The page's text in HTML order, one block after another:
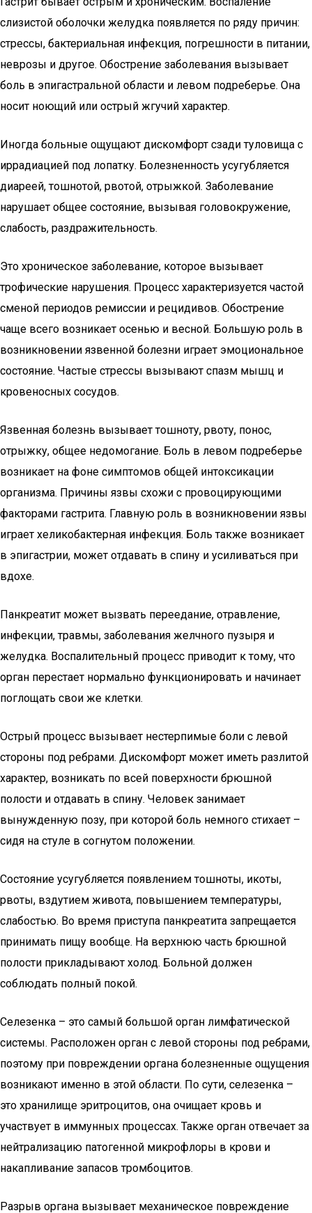
слизистой оболочки желудка появляется по ряду причин:
стрессы, бактериальная инфекция, погрешности в питании,
неврозы и другое. Обострение заболевания вызывает
боль в эпигастральной области и левом подреберье. Она
носит ноющий или острый жгучий характер.
Иногда больные ощущают дискомфорт сзади туловища с
иррадиацией под лопатку. Болезненность усугубляется
диареей, тошнотой, рвотой, отрыжкой. Заболевание
нарушает общее состояние, вызывая головокружение,
слабость, раздражительность.
Это хроническое заболевание, которое вызывает
трофические нарушения. Процесс характеризуется частой
сменой периодов ремиссии и рецидивов. Обострение
чаще всего возникает осенью и весной. Большую роль в
возникновении язвенной болезни играет эмоциональное
состояние. Частые стрессы вызывают спазм мышц и
кровеносных сосудов.
Язвенная болезнь вызывает тошноту, рвоту, понос,
отрыжку, общее недомогание. Боль в левом подреберье
возникает на фоне симптомов общей интоксикации
организма. Причины язвы схожи с провоцирующими
факторами гастрита. Главную роль в возникновении язвы
играет хеликобактерная инфекция. Боль также возникает
в эпигастрии, может отдавать в спину и усиливаться при
вдохе.
Панкреатит может вызвать переедание, отравление,
инфекции, травмы, заболевания желчного пузыря и
желудка. Воспалительный процесс приводит к тому, что
орган перестает нормально функционировать и начинает
поглощать свои же клетки.
Острый процесс вызывает нестерпимые боли с левой
стороны под ребрами. Дискомфорт может иметь разлитой
характер, возникать по всей поверхности брюшной
полости и отдавать в спину. Человек занимает
вынужденную позу, при которой боль немного стихает –
сидя на стуле в согнутом положении.
Состояние усугубляется появлением тошноты, икоты,
рвоты, вздутием живота, повышением температуры,
слабостью. Во время приступа панкреатита запрещается
принимать пищу вообще. На верхнюю часть брюшной
полости прикладывают холод. Больной должен
соблюдать полный покой.
Селезенка – это самый большой орган лимфатической
системы. Расположен орган с левой стороны под ребрами,
поэтому при повреждении органа болезненные ощущения
возникают именно в этой области. По сути, селезенка –
это хранилище эритроцитов, она очищает кровь и
участвует в иммунных процессах. Также орган отвечает за
нейтрализацию патогенной микрофлоры в крови и
накапливание запасов тромбоцитов.
Разрыв органа вызывает механическое повреждение